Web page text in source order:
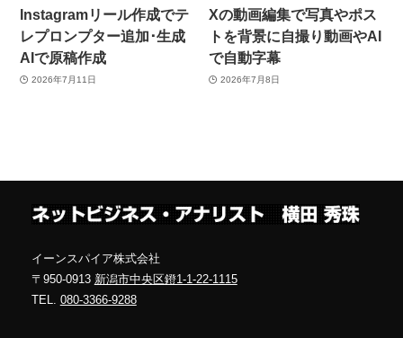
Instagramリール作成でテ
レプロンプター追加･生成
AIで原稿作成
2026年7月11日
Xの動画編集で写真やポス
トを背景に自撮り動画やAI
で自動字幕
2026年7月8日
イーンスパイア株式会社
〒950-0913 新潟市中央区鐙1-1-22-1115
TEL. 080-3366-9288